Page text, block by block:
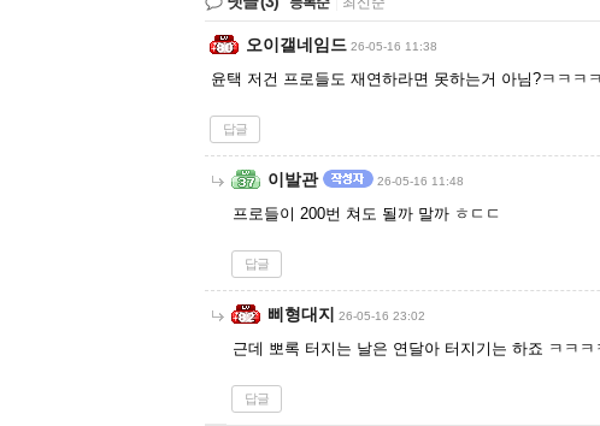
오이갤네임드 26-05-16 11:38
윤택 저건 프로들도 재연하라면 못하는거 아님?ㅋㅋㅋㅋ
답글
이발관 26-05-16 11:48
프로들이 200번 쳐도 될까 말까 ㅎㄷㄷ
답글
삐형대지 26-05-16 23:02
근데 뽀록 터지는 날은 연달아 터지기는 하죠 ㅋㅋㅋ
답글